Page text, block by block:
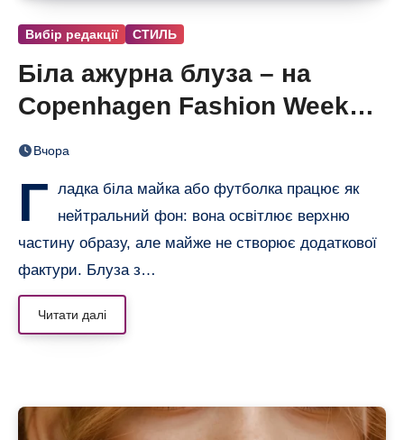
Вибір редакції СТИЛЬ
Біла ажурна блуза – на
Copenhagen Fashion Week
показали тренд цього літа
Вчора
Г ладка біла майка або футболка працює як
нейтральний фон: вона освітлює верхню
частину образу, але майже не створює додаткової
фактури. Блуза з…
Читати далі